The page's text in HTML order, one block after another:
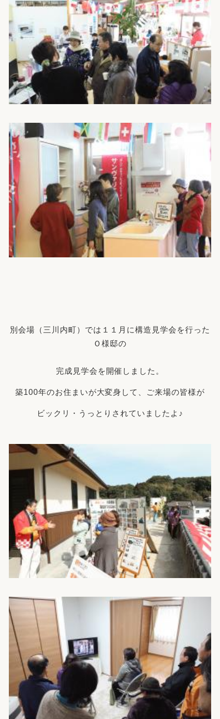
別会場（三川内町）では１１月に構造見学会を行った
Ｏ様邸の
完成 見学会を開催しました。
築100年のお住まいが大変身して、ご来場の皆様が
ビックリ・うっとりされていましたよ♪